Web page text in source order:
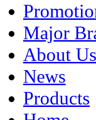
Major
About Us
News
Products